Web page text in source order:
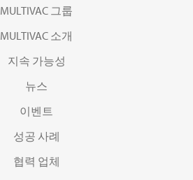
MULTIVAC 그룹
MULTIVAC 소개
지속 가능성
뉴스
이벤트
성공 사례
협력 업체